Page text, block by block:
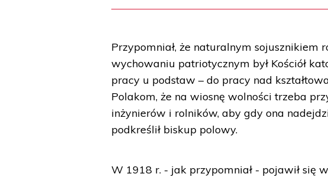
Przypomniał, że naturalnym
wychowaniu patriotycznym był Kościół
pracy u podstaw – do pracy nad
Polakom, że na wiosnę wolności trzeba
inżynierów i rolników, aby gdy ona
podkreślił biskup polowy.
W 1918 r. - jak przypomniał - pojawił się